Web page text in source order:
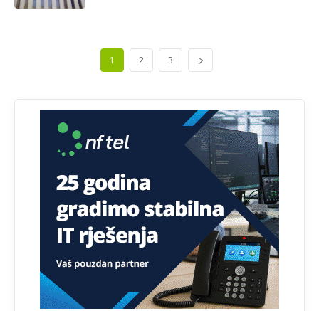
1 2 3
Анонимно2800426 јуче 2:05
Sto bogatiji-to skrtiji,sto tisi-to opasniji,sto pricivljiviji-to
iskreniji,sto jaci- to bezdusniji,sto sladji u govoru-to
veci prevarant...
Анонимно2802132 јуче
Mnogi nesposobni ljudi su daleko dogurali. Ko je
nesposoban može raditi sve. Sposobni rade samo ono
što znaju.
Анонимно2022778 јуче 3:59
....i onda su na tenkovima NATO pakta, na vlast došli
jedna baba i jedan švercer dezerter ratni profiter i
ikonokradica .... ende
Анонимно2802605 јуче 5:25